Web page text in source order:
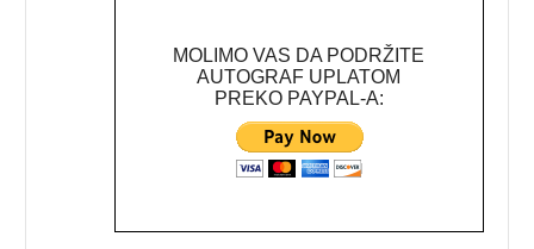
MOLIMO VAS DA PODRŽITE
AUTOGRAF UPLATOM
PREKO PAYPAL-A: